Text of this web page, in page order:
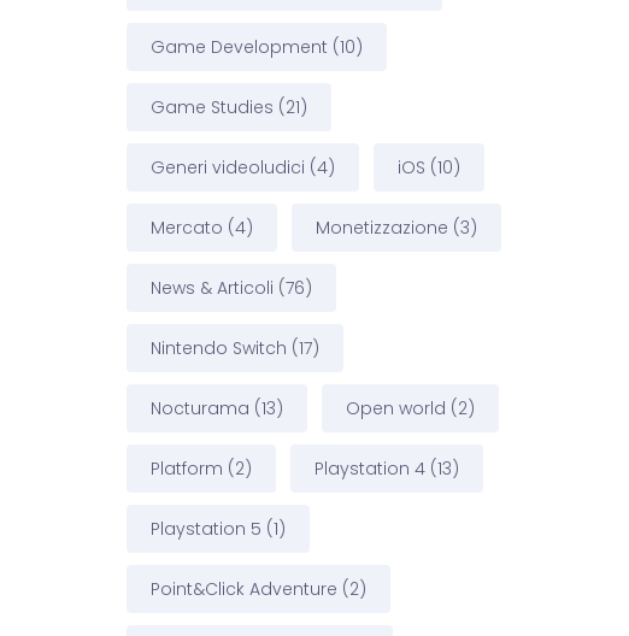
Game Development (10)
Game Studies (21)
Generi videoludici (4) iOS (10)
Mercato (4) Monetizzazione (3)
News & Articoli (76)
Nintendo Switch (17)
Nocturama (13) Open world (2)
Platform (2) Playstation 4 (13)
Playstation 5 (1)
Point&Click Adventure (2)